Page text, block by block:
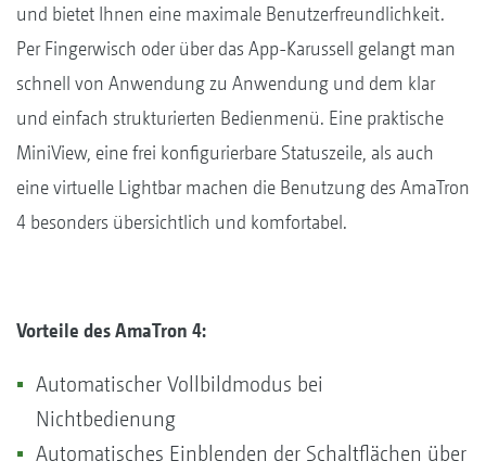
und bietet Ihnen eine maximale Benutzerfreundlichkeit.
Per Fingerwisch oder über das App-Karussell gelangt man
schnell von Anwendung zu Anwendung und dem klar
und einfach strukturierten Bedienmenü. Eine praktische
MiniView, eine frei konfigurierbare Statuszeile, als auch
eine virtuelle Lightbar machen die Benutzung des AmaTron
4 besonders übersichtlich und komfortabel.
Vorteile des AmaTron 4:
Automatischer Vollbildmodus bei
Nichtbedienung
Automatisches Einblenden der Schaltflächen über